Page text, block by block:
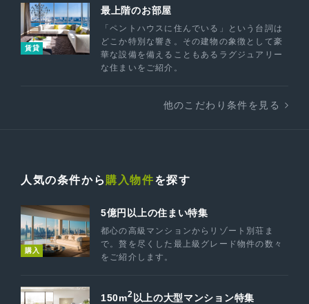
賃貸
最上階のお部屋
「ペントハウスに住んでいる」という台詞は
どこか特別な響き。その建物の象徴として豪
華な設備を備えることもあるラグジュアリー
な住まいをご紹介。
他のこだわり条件を見る
人気の条件から 購入物件を探す
購入
5億円以上の住まい特集
都心の高級マンションからリゾート別荘ま
で。贅を尽くした最上級グレード物件の数々
をご紹介します。
150m2 以上の大型マンション特集